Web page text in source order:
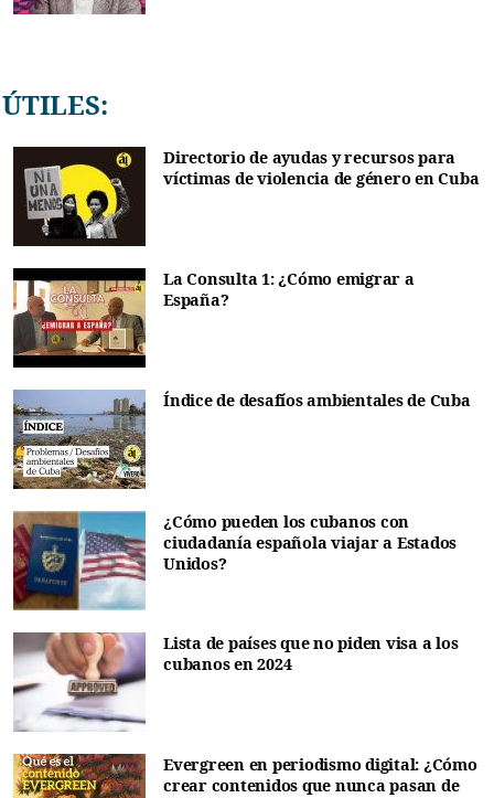
ÚTILES:
Directorio de ayudas y recursos para
víctimas de violencia de género en Cuba
La Consulta 1: ¿Cómo emigrar a
España?
Índice de desafíos ambientales de Cuba
¿Cómo pueden los cubanos con
ciudadanía española viajar a Estados
Unidos?
Lista de países que no piden visa a los
cubanos en 2024
Evergreen en periodismo digital: ¿Cómo
crear contenidos que nunca pasan de